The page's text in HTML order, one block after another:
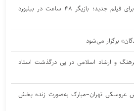
کمپین عجیب نتفلیکس برای فیلم جدید؛ بازیگر ۴۸ ساعت در بیلبورد
برگزار می‌شود
و ارشاد اسلامی در پی درگذشت استاد
عروسکی تهران–مبارک به‌صورت زنده پخش